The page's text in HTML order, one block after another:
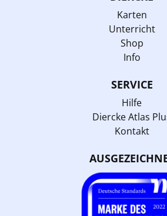
Karten
Unterricht
Shop
Info
SERVICE
Hilfe
Diercke Atlas
Kontakt